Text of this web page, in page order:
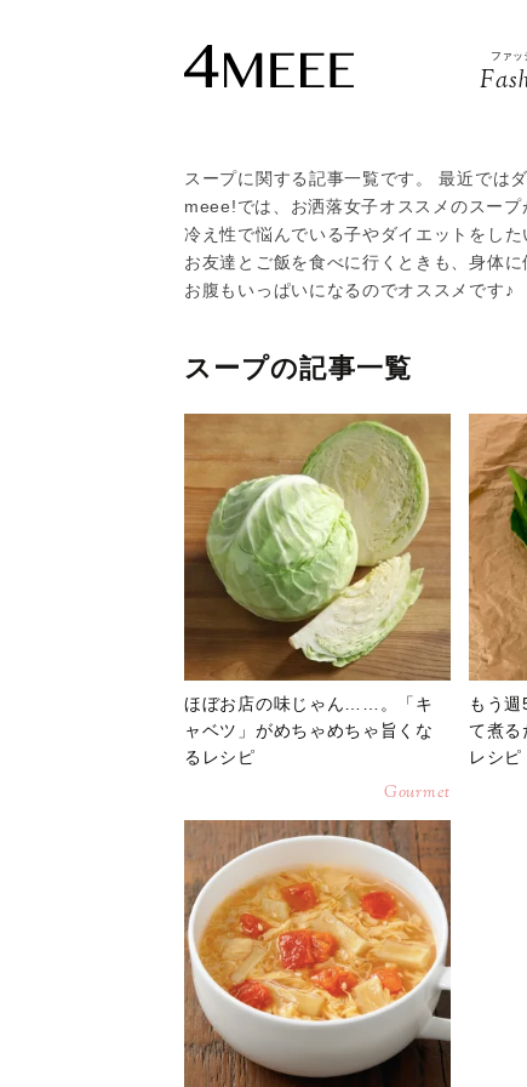
ファッ
スープに関する記事一覧です。 最近では
meee!では、お洒落女子オススメのスー
冷え性で悩んでいる子やダイエットをし
お友達とご飯を食べに行くときも、身体
お腹もいっぱいになるのでオススメです♪
スープの記事一覧
ほぼお店の味じゃん……。「キ
ャベツ」がめちゃめちゃ旨くな
るレシピ
Gourmet
もう
て煮
レシピ